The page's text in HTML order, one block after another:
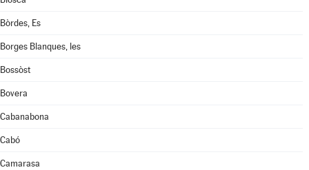
Bòrdes, Es
Borges Blanques, les
Bossòst
Bovera
Cabanabona
Cabó
Camarasa